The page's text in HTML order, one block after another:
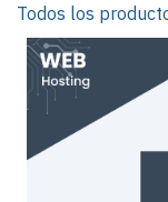
Todos los